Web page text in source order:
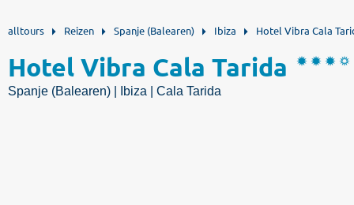
alltours Reizen Spanje (Balearen) Ibiza Hotel Vibra Cala
Hotel Vibra Cala Tarida
Spanje (Balearen) | Ibiza | Cala Tarida